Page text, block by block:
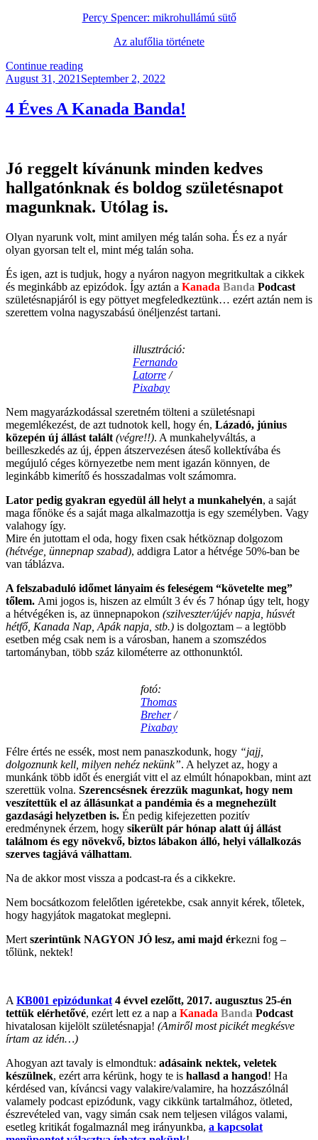
Percy Spencer: mikrohullámú sütő
Az alufőlia története
Continue reading“KB054
–
in-
1
Posted
August 31, 2021 September 2, 2022
4 Éves A Kanada Banda!
Jó reggelt kívánunk minden kedves
hallgatónknak és boldog születésnapot
magunknak. Utólag is.
Olyan nyarunk volt, mint amilyen még talán soha. És ez a nyár
olyan gyorsan telt el, mint még talán soha.
És igen, azt is tudjuk, hogy a nyáron nagyon megritkultak a cikkek
és meginkább az epizódok. Így aztán a Kanada Banda Podcast
születésnapjáról is egy pöttyet megfeledkeztünk… ezért aztán nem is
szerettem volna nagyszabású önéljenzést tartani.
illusztráció:
Fernando
Latorre /
Pixabay
Nem magyarázkodással szeretném tölteni a születésnapi
megemlékezést, de azt tudnotok kell, hogy én, Lázadó, június
közepén új állást talált (végre!!). A munkahelyváltás, a
beilleszkedés az új, éppen átszervezésen áteső kollektívába és
megújuló céges környezetbe nem ment igazán könnyen, de
leginkább kimerítő és hosszadalmas volt számomra.
Lator pedig gyakran egyedül áll helyt a munkahelyén, a saját
maga főnöke és a saját maga alkalmazottja is egy személyben. Vagy
valahogy így.
Mire én jutottam el oda, hogy fixen csak hétköznap dolgozom
(hétvége, ünnepnap szabad), addigra Lator a hétvége 50%-ban be
van táblázva.
A felszabaduló időmet lányaim és feleségem “követelte meg”
tőlem. Ami jogos is, hiszen az elmúlt 3 év és 7 hónap úgy telt, hogy
a hétvégéken is, az ünnepnapokon (szilveszter/újév napja, húsvét
hétfő, Kanada Nap, Apák napja, stb.) is dolgoztam – a legtöbb
esetben még csak nem is a városban, hanem a szomszédos
tartományban, több száz kilométerre az otthonunktól.
fotó:
Thomas
Breher/
Pixabay
Félre értés ne essék, most nem panaszkodunk, hogy “jajj,
dolgoznunk kell, milyen nehéz nekünk”. A helyzet az, hogy a
munkánk több időt és energiát vitt el az elmúlt hónapokban, mint azt
szerettük volna. Szerencsésnek érezzük magunkat, hogy nem
veszítettük el az állásunkat a pandémia és a megnehezült
gazdasági helyzetben is. Én pedig kifejezetten pozitív
eredménynek érzem, hogy sikerült pár hónap alatt új állást
találnom és egy növekvő, biztos lábakon álló, helyi vállalkozás
szerves tagjává válhattam.
Na de akkor most vissza a podcast-ra és a cikkekre.
Nem bocsátkozom felelőtlen igéretekbe, csak annyit kérek, tőletek,
hogy hagyjátok magatokat meglepni.
Mert szerintünk NAGYON JÓ lesz, ami majd érkezni fog –
tőlünk, nektek!
A KB001 epizódunkat 4 évvel ezelőtt, 2017. augusztus 25-én
tettük elérhetővé, ezért lett ez a nap a Kanada Banda Podcast
hivatalosan kijelölt születésnapja! (Amiről most picikét megkésve
írtam az idén…)
Ahogyan azt tavaly is elmondtuk: adásaink nektek, veletek
készülnek, ezért arra kérünk, hogy te is hallasd a hangod! Ha
kérdésed van, kíváncsi vagy valakire/valamire, ha hozzászólnál
valamely podcast epizódunk, vagy cikkünk tartalmához, ötleted,
észrevételed van, vagy simán csak nem teljesen világos valami,
esetleg kritikát fogalmaznál meg irányunkba, a kapcsolat